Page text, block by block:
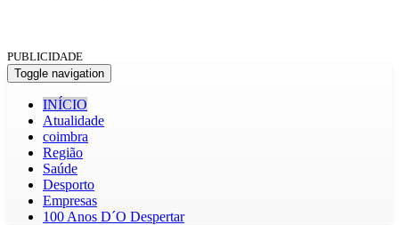
PUBLICIDADE
Toggle navigation
INÍCIO
Atualidade
coimbra
Região
Saúde
Desporto
Empresas
100 Anos D´O Despertar